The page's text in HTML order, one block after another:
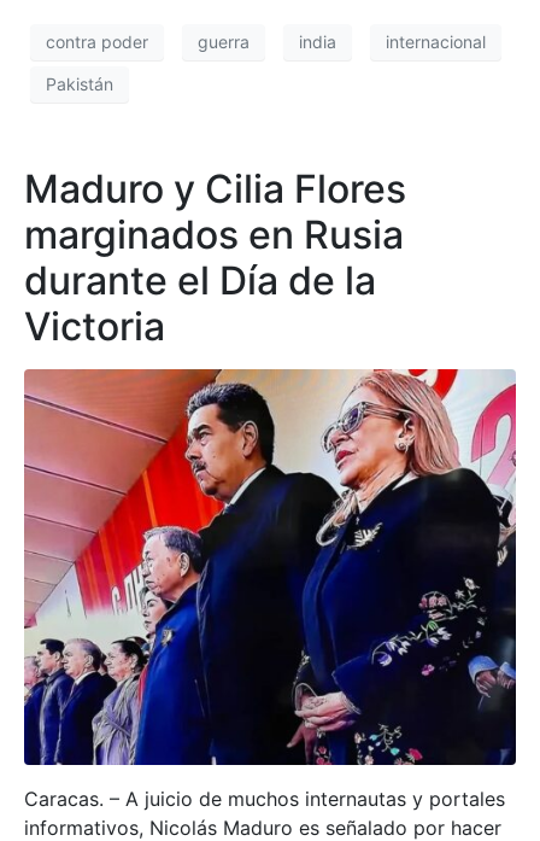
contra poder guerra india internacional
Pakistán
Maduro y Cilia Flores
marginados en Rusia
durante el Día de la
Victoria
Caracas. – A juicio de muchos internautas y portales
informativos, Nicolás Maduro es señalado por hacer